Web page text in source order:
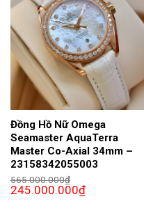
Đồng Hồ Nữ Omega
Seamaster AquaTerra
Master Co-Axial 34mm –
23158342055003
565.000.000₫
Giá
gốc
245.000.000₫Giá
hiện